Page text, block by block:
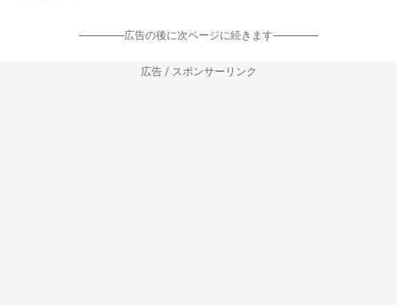
-----------------広告の後に次ページに続きます-----------------
広告 / スポンサーリンク